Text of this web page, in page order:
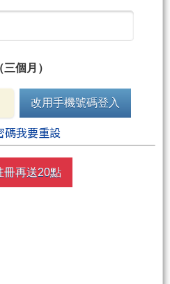
晶片！
個月）
改用手機號碼登入
碼我要重設
冊再送20點